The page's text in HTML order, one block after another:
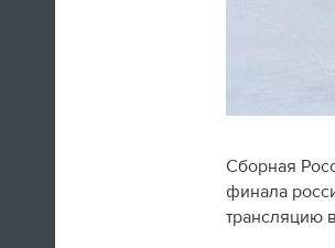
сборная хоккейного турнира) на пути из
Сборная
финала
трансляцию